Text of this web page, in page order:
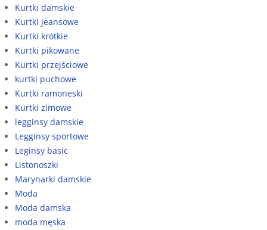
Kurtki damskie
Kurtki jeansowe
Kurtki krótkie
Kurtki pikowane
Kurtki przejściowe
kurtki puchowe
Kurtki ramoneski
Kurtki zimowe
legginsy damskie
Legginsy sportowe
Leginsy basic
Listonoszki
Marynarki damskie
Moda
Moda damska
moda męska